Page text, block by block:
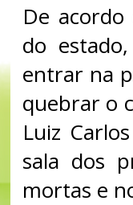
De
do
entrar na
quebrar o
Luiz
sala dos
mortas e